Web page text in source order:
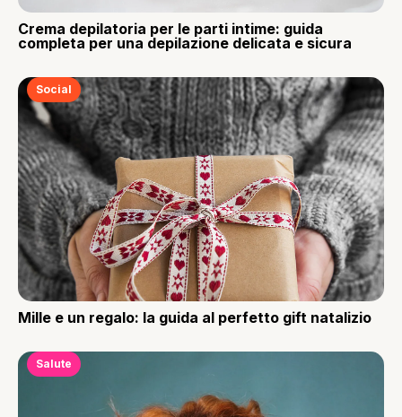
Crema depilatoria per le parti intime: guida
completa per una depilazione delicata e sicura
Social
Mille e un regalo: la guida al perfetto gift natalizio
Salute